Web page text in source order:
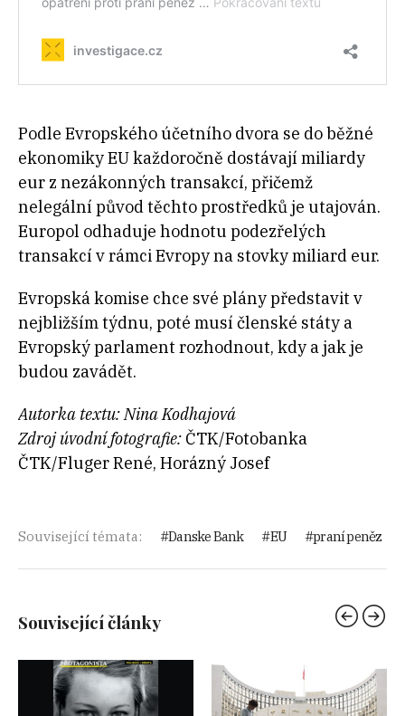
Podle Evropského účetního dvora se do běžné
ekonomiky EU každoročně dostávají miliardy
eur z nezákonných transakcí, přičemž
nelegální původ těchto prostředků je utajován.
Europol odhaduje hodnotu podezřelých
transakcí v rámci Evropy na stovky miliard eur.
Evropská komise chce své plány představit v
nejbližším týdnu, poté musí členské státy a
Evropský parlament rozhodnout, kdy a jak je
budou zavádět.
Autorka textu: Nina Kodhajová
Zdroj úvodní fotografie: ČTK/Fotobanka
ČTK/Fluger René, Horázný Josef
Související témata: Danske Bank EU praní peněz
Související články